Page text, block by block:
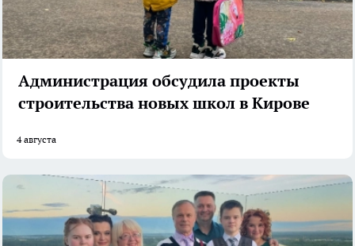
Администрация обсудила проекты
строительства новых школ в Кирове
4 августа